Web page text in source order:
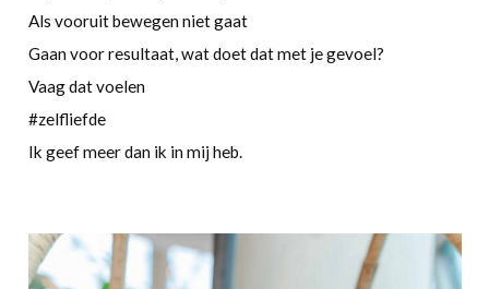
Als vooruit bewegen niet gaat
Gaan voor resultaat, wat doet dat met je gevoel?
Vaag dat voelen
#zelfliefde
Ik geef meer dan ik in mij heb.